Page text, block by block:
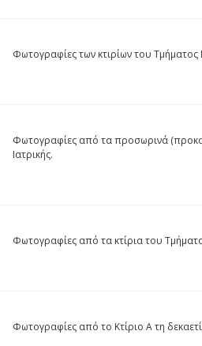
Φωτογραφίες των κτιρίων του Τμήματος
Φωτογραφίες από τα προσωρινά
Ιατρικής.
Φωτογραφίες από τα κτίρια του
Φωτογραφίες από το Κτίριο Α τη